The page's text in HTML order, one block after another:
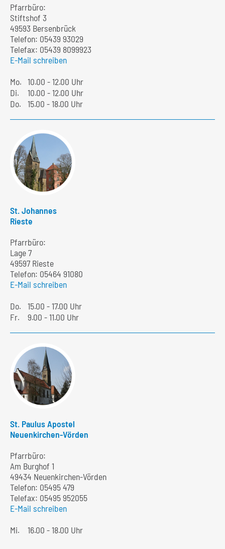
Pfarrbüro:
Stiftshof 3
49593 Bersenbrück
Telefon: 05439 93029
Telefax: 05439 8099923
E-Mail schreiben
Mo. 10.00 - 12.00 Uhr
Di.
10.00 - 12.00 Uhr
Do.
15.00 - 18.00 Uhr
St. Johannes
Rieste
Pfarrbüro:
Lage 7
49597 Rieste
Telefon: 05464 91080
E-Mail schreiben
Do.
15.00 - 17.00 Uhr
Fr.
9.00 - 11.00 Uhr
St. Paulus Apostel
Neuenkirchen-Vörden
Pfarrbüro:
Am Burghof 1
49434 Neuenkirchen-Vörden
Telefon: 05495 479
Telefax: 05495 952055
E-Mail schreiben
Mi.
16.00 - 18.00 Uhr